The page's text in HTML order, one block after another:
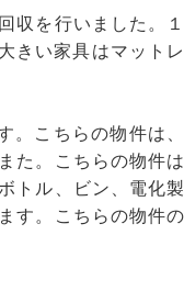
収を行いました。１
きい家具はマットレ
。こちらの物件は、
た。こちらの物件は
トル、ビン、電化製
す。こちらの物件の